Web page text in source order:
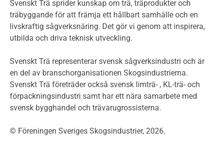
Termer och förkortningar
Planering
Klimatkalkylator hallar
Projektering av trähus - generellt
Byggsystem
Fasadsystem i skivmaterial
Bullerskärmar och andra utomhuskonstruktioner
Byggnation och utförande
Svenskt Trä sprider kunskap om trä, träprodukter och
träbyggande för att främja ett hållbart samhälle och en
livskraftig sågverksnäring. Det gör vi genom att inspirera,
utbilda och driva teknisk utveckling.
Svenskt Trä representerar svensk sågverksindustri och är
en del av branschorganisationen Skogsindustrierna.
Svenskt Trä företräder också svensk limträ- , KL-trä- och
förpackningsindustri samt har ett nära samarbete med
svensk bygghandel och trävarugrossisterna.
© Föreningen Sveriges Skogsindustrier, 2026.